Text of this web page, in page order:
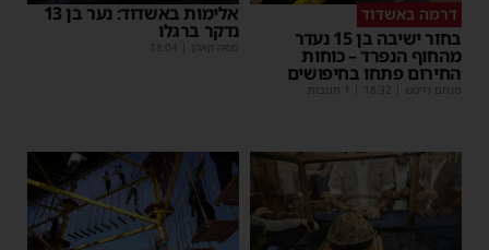
דרמה באשדוד
בחור ישיבה בן 15 נעדר
מהחוף הנפרד – כוחות
החירום פתחו בחיפושים
מנחם דויטש 18:32
אלימות באשדוד: נער בן 13
נדקר ברגלו
משה קאהן 18:04